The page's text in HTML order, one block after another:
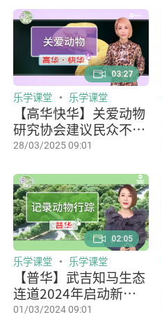
【高华快华】关爱动物
研究协会建议民众不要
冲动购买蛇类
乐学课堂 乐学课堂
28/03/2025 09:01
03:27
【普华】武吉知马生态
连道2024年启动新一
轮生态调查
乐学课堂 乐学课堂
01/03/2024 09:01
02:05